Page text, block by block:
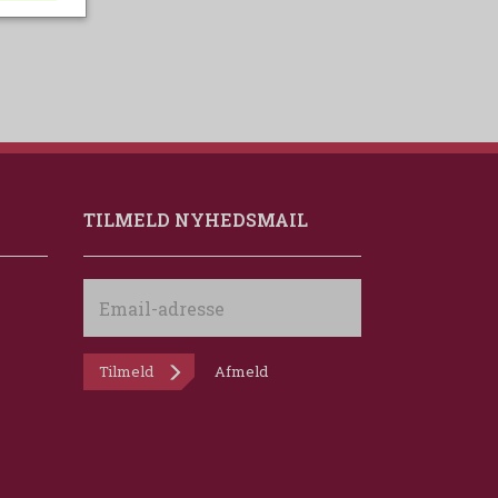
TILMELD NYHEDSMAIL
adresse
Tilmeld Afmeld